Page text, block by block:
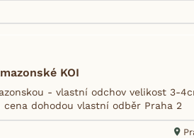
KOI
- vlastní odchov velikost 3-
dohodou vlastní odběr Praha 2